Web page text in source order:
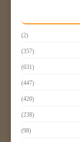
(2)
(357)
(631)
(447)
(420)
(238)
(98)